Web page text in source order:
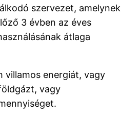
szervezet, amelynek
3 évben az éves
átlaga
villamos energiát, vagy
vagy